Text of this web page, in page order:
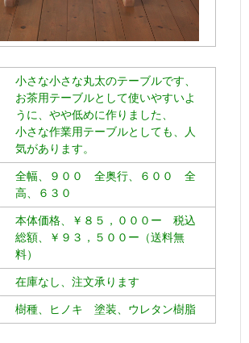
小さな小さな丸太のテーブルです、
お茶用テーブルとして使いやすいよ
うに、やや低めに作りました、
小さな作業用テーブルとしても、人
気があります。
全幅、９００ 全奥行、６００ 全
高、６３０
本体価格、￥８５，０００ー 税込
総額、￥９３，５００ー（送料無
料）
在庫なし、注文承ります
樹種、ヒノキ 塗装、ウレタン樹脂